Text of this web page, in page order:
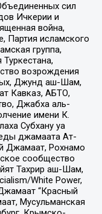
сил
Ичкерии и
война,
Партия исламского
группа,
возрождения
Джунд аш-Шам,
Кавказ, АБТО,
Джабха аль-
имени К.
Субхану уа
джамаата Ат-
Джамаат, Рохнамо
сообщество
Тахрир аш-Шам,
White Power,
“Красный
Мусульманская